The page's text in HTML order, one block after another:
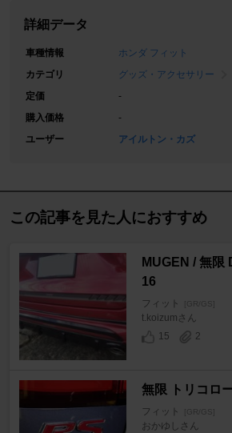
詳細データ
車種情報
ホンダ フィット
カテゴリ
グッズ・アクセサリー
定価
-
購入価格
-
ユーザー
アイルトン・カズ
この記事を見た人におすすめ
MUGEN / 無限
16
フィット [GR/GS]
t.koizumさん
15
2
無限 トリコロ
フィット [GR/GS]
おかゆしさん